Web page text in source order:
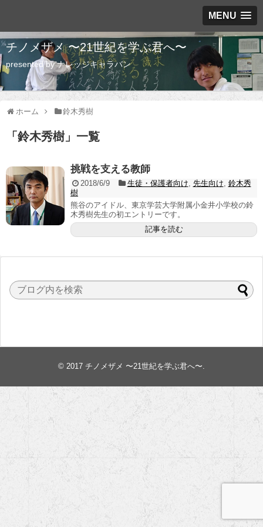
MENU
チノメザメ 〜21世紀を学ぶ君へ〜
presented by ナレッジキャラバン
ホーム 鈴木秀樹
「 鈴木秀樹」 一覧
挑戦を支える教師
2018/6/9 生徒・保護者向け, 先生向け, 鈴木秀
樹
熊谷のアイドル、東京学芸大学附属小金井小学校の鈴
木秀樹先生の初エントリーです。
記事を読む
© 2017 チノメザメ 〜21世紀を学ぶ君へ〜.